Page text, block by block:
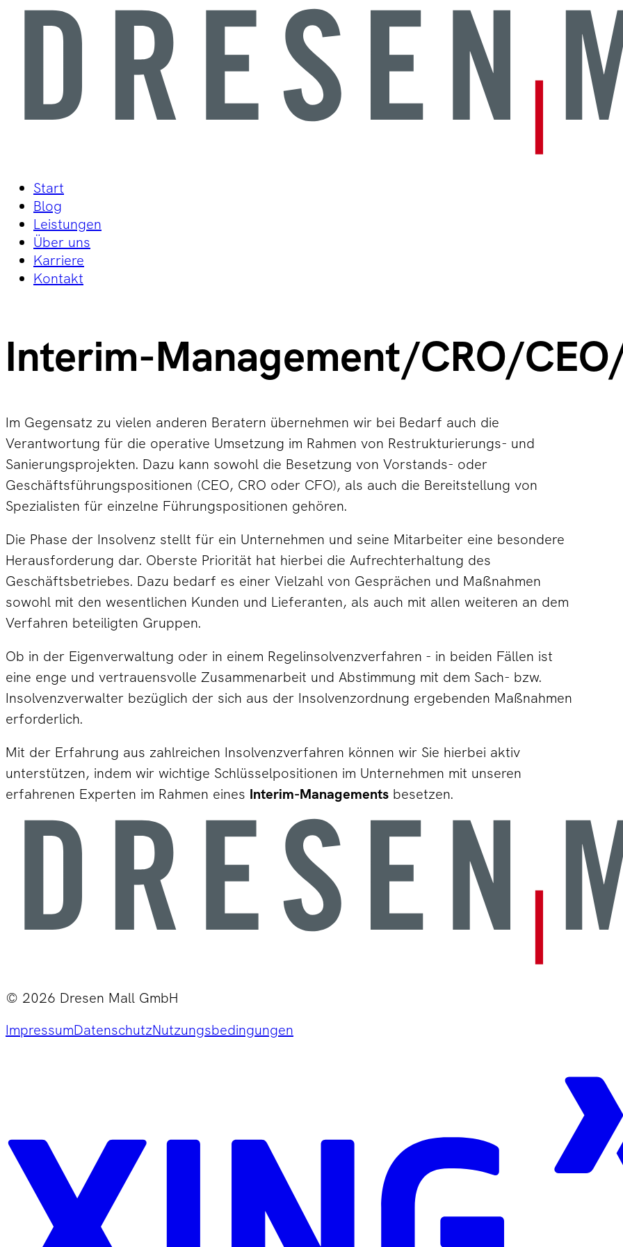
Start
Blog
Leistungen
Über uns
Karriere
Kontakt
Interim-Management/CRO/
Im Gegensatz zu vielen anderen Beratern übernehmen wir bei Bedarf auch die
Verantwortung für die operative Umsetzung im Rahmen von Restrukturierungs- und
Sanierungsprojekten. Dazu kann sowohl die Besetzung von Vorstands- oder
Geschäftsführungspositionen (CEO, CRO oder CFO), als auch die Bereitstellung von
Spezialisten für einzelne Führungspositionen gehören.
Die Phase der Insolvenz stellt für ein Unternehmen und seine Mitarbeiter eine besondere
Herausforderung dar. Oberste Priorität hat hierbei die Aufrechterhaltung des
Geschäftsbetriebes. Dazu bedarf es einer Vielzahl von Gesprächen und Maßnahmen
sowohl mit den wesentlichen Kunden und Lieferanten, als auch mit allen weiteren an dem
Verfahren beteiligten Gruppen.
Ob in der Eigenverwaltung oder in einem Regelinsolvenzverfahren - in beiden Fällen ist
eine enge und vertrauensvolle Zusammenarbeit und Abstimmung mit dem Sach- bzw.
Insolvenzverwalter bezüglich der sich aus der Insolvenzordnung ergebenden Maßnahmen
erforderlich.
Mit der Erfahrung aus zahlreichen Insolvenzverfahren können wir Sie hierbei aktiv
unterstützen, indem wir wichtige Schlüsselpositionen im Unternehmen mit unseren
erfahrenen Experten im Rahmen eines Interim-Managements besetzen.
© 2026 Dresen Mall GmbH
ImpressumDatenschutzNutzungsbedingungen